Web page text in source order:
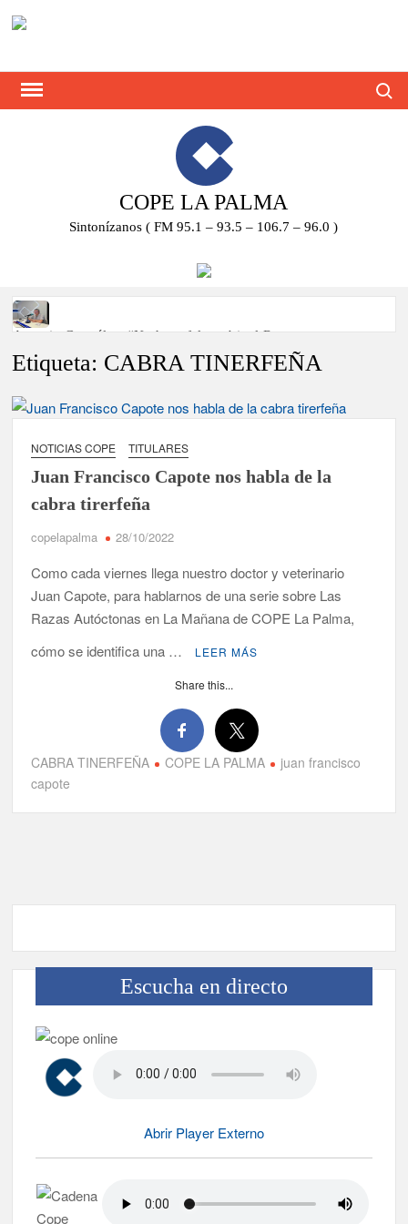
COPE LA PALMA
Sintonízanos ( FM 95.1 – 93.5 – 106.7 – 96.0 )
Antonio González: “No hace falta subir al Roque para
‘El Espejo’ cierra temporada tras más de 20 años dando voz a
la actualidad de la Diócesis
Tato Primera: “Quiero luchar por el título de campeón de
José Carlos Martín: “La Palma tendrá antes de 2030 un torneo
Víctor González destaca el papel del deporte como
dinamizador de Los Llanos de Aridane
que Tazacorte “avanza y cumple objetivos”
violencia de género con el apoyo empresarial
El Día de la Cometa reúne a cientos de familias en Santa Cruz
de La Palma y refuerza el comercio local en su sexta edición
Etiqueta: CABRA TINERFEÑA
NOTICIAS COPE TITULARES
Juan Francisco Capote nos habla de la
cabra tirerfeña
copelapalma 28/10/2022
Como cada viernes llega nuestro doctor y veterinario
Juan Capote, para hablarnos de una serie sobre Las
Razas Autóctonas en La Mañana de COPE La Palma,
cómo se identifica una …
LEER MÁS
Share this...
CABRA TINERFEÑA COPE LA PALMA
juan francisco
capote
Escucha en directo
Abrir Player Externo